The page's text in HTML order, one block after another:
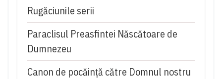
Rugăciunile serii
Paraclisul Preasfintei Născătoare de
Dumnezeu
Canon de pocăință către Domnul nostru